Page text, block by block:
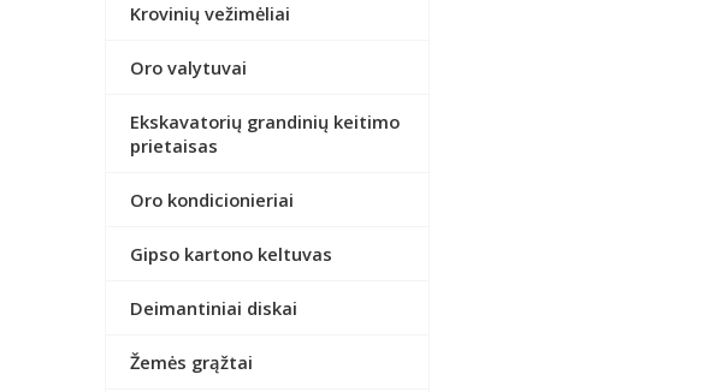
Krovinių vežimėliai
Oro valytuvai
Ekskavatorių grandinių keitimo
prietaisas
Oro kondicionieriai
Gipso kartono keltuvas
Deimantiniai diskai
Žemės grąžtai